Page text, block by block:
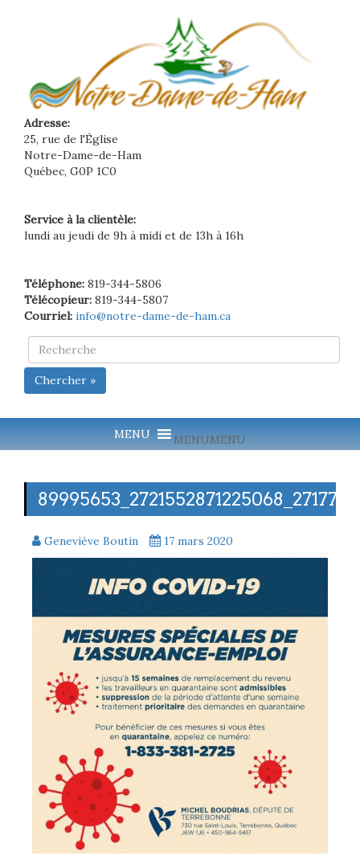
Adresse:
25, rue de l'Église
Notre-Dame-de-Ham
Québec, G0P 1C0
Service à la clientèle:
lundi au jeudi de 9h à midi et de 13h à 16h
Téléphone: 819-344-5806
Télécopieur: 819-344-5807
Courriel: info@notre-dame-de-ham.ca
Chercher »
MENUMENU
Geneviève Boutin 17 mars 2020